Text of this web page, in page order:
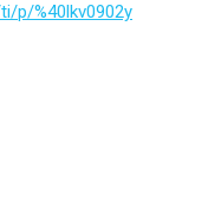
p/%40lkv0902y